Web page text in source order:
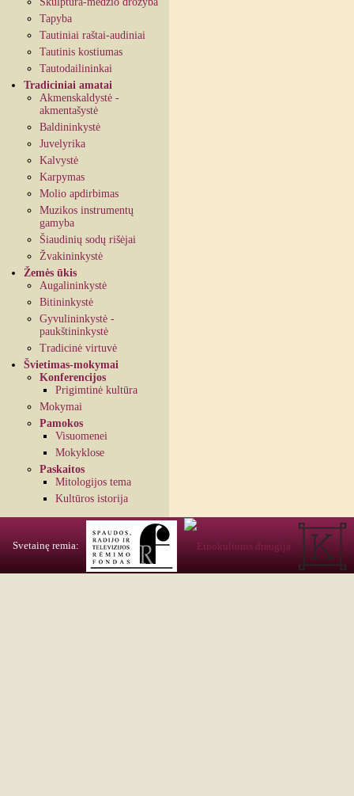
Tapyba
Tautiniai raštai-audiniai
Tautinis kostiumas
Tautodailininkai
Tradiciniai amatai
Akmenskaldystė -
akmentašystė
Baldininkystė
Juvelyrika
Kalvystė
Karpymas
Molio apdirbimas
Muzikos instrumentų
gamyba
Šiaudinių sodų rišėjai
Žvakininkystė
Žemės ūkis
Augalininkystė
Bitininkystė
Gyvulininkystė -
paukštininkystė
Tradicinė virtuvė
Švietimas-mokymai
Konferencijos
Prigimtinė kultūra
Mokymai
Pamokos
Visuomenei
Mokyklose
Paskaitos
Mitologijos tema
Kultūros istorija
Svetainę remia: